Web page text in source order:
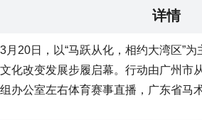
详情
3月20日，以“马跃从化，相约大湾区”
文化改变发展步履启幕。行动由广州市
组办公室左右体育赛事直播，广东省马